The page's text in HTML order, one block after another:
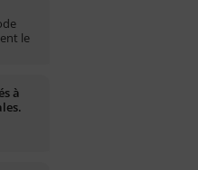
le
à